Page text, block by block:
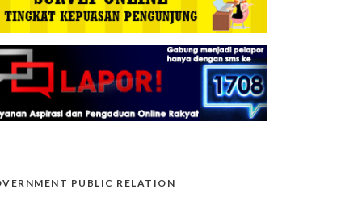
PUBLIC RELATION